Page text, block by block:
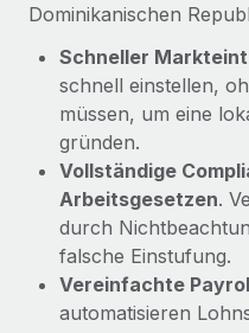
Dominikanischen
Schneller
schnell einstellen,
müssen, um eine
gründen.
Vollständige
Arbeitsgesetzen.
durch
falsche Einstufung.
Vereinfachte
automatisieren